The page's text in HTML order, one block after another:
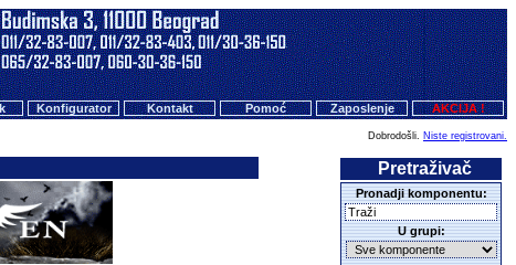
Konfigurator Kontakt Pomoć Zaposlenje AKCIJA !
Dobrodošli. Niste registrovani.
Pretraživač
Pronadji komponentu:
U grupi: